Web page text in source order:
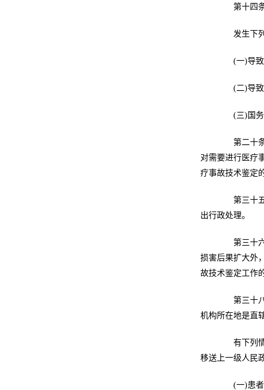
第十四条
发生下列
(一)导致
(二)导致3
(三)国务院
第二十条
对需要进行医疗
疗事故技术鉴定
第三十五
出行政处理。
第三十六
损害后果扩大外
故技术鉴定工作
第三十八
机构所在地是直
有下列情
移送上一级人民
(一)患者